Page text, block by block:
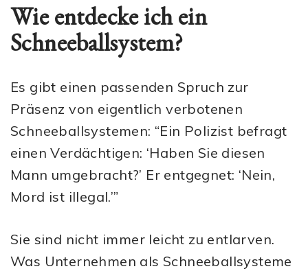
Wie entdecke ich ein
Schneeballsystem?
Es gibt einen passenden Spruch zur
Präsenz von eigentlich verbotenen
Schneeballsystemen: “Ein Polizist befragt
einen Verdächtigen: ‘Haben Sie diesen
Mann umgebracht?’ Er entgegnet: ‘Nein,
Mord ist illegal.’”
Sie sind nicht immer leicht zu entlarven.
Was Unternehmen als Schneeballsysteme